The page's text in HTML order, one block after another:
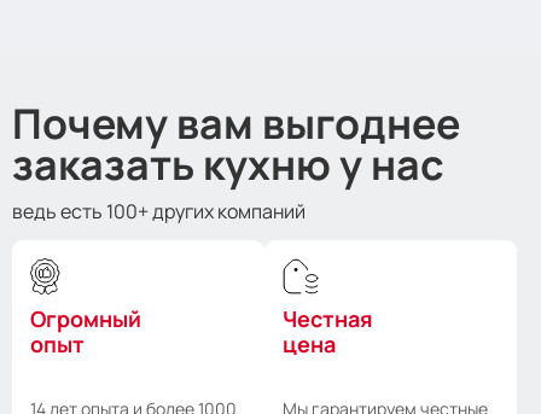
Почему вам выгоднее
заказать кухню у нас
ведь есть 100+ других компаний
Огромный
опыт
14 лет опыта и более 1000
Честная
цена
Мы гарантируем честные